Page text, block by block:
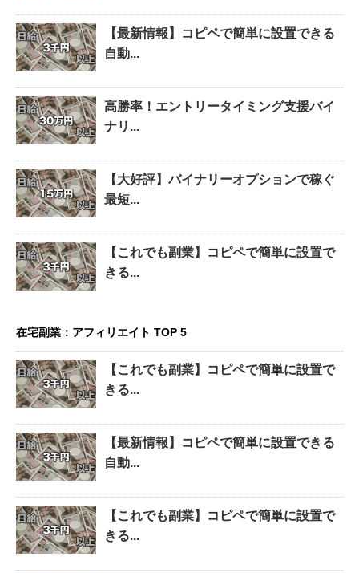
【最新情報】コピペで簡単に設置できる
自動...
高勝率！エントリータイミング支援バイ
ナリ...
【大好評】バイナリーオプションで稼ぐ
最短...
【これでも副業】コピペで簡単に設置で
きる...
在宅副業：アフィリエイト TOP 5
【これでも副業】コピペで簡単に設置で
きる...
【最新情報】コピペで簡単に設置できる
自動...
【これでも副業】コピペで簡単に設置で
きる...